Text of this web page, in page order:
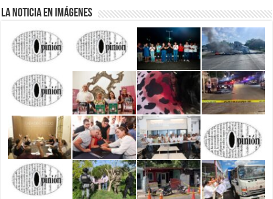
La Noticia en Imágenes